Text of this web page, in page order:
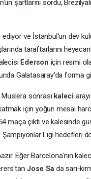
sordu; Brezilyalı
ediyor ve İstanbul'un dev
taraftarlarını
Ederson için resmi
Galatasaray'da forma
sonrası kaleci
için yoğun mesai
maça çıktı ve kalesinde
Şampiyonlar Ligi hedefleri
Eğer Barcelona'nın
Jose Sa da sarı-